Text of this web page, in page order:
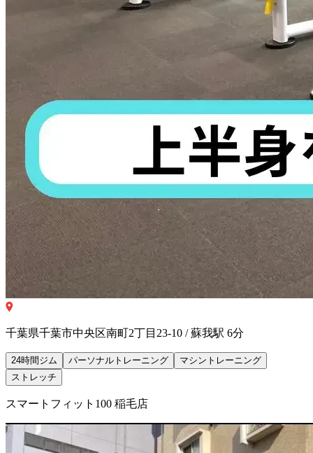
千葉県千葉市中央区南町2丁目23-10 / 蘇我駅 6分
24時間ジム パーソナルトレーニング
マシントレーニング
ストレッチ
スマートフィット100 稲毛店